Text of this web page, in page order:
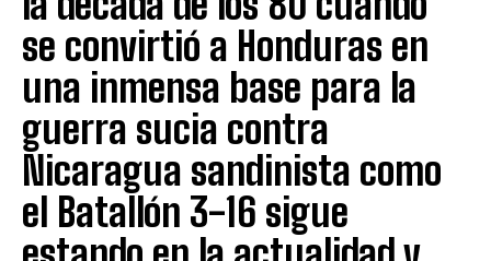
se convirtió a Honduras en
una inmensa base para la
guerra sucia contra
Nicaragua sandinista como
el Batallón 3-16 sigue